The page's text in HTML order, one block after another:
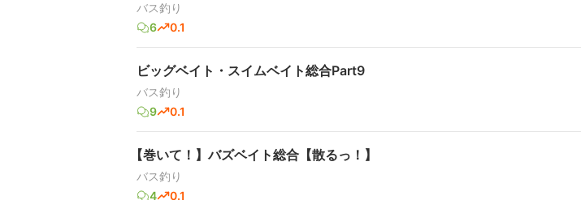
バス釣り
6
0.1
ビッグベイト・スイムベイト総合Part9
バス釣り
9
0.1
【巻いて！】バズベイト総合【散るっ！】
バス釣り
4
0.1